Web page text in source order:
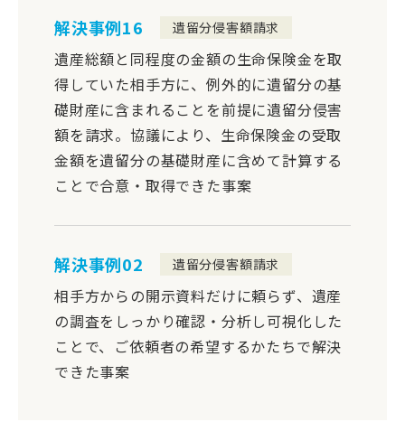
解決事例16 遺留分侵害額請求
遺産総額と同程度の金額の生命保険金を取
得していた相手方に、例外的に遺留分の基
礎財産に含まれることを前提に遺留分侵害
額を請求。協議により、生命保険金の受取
金額を遺留分の基礎財産に含めて計算する
ことで合意・取得できた事案
解決事例02 遺留分侵害額請求
相手方からの開示資料だけに頼らず、遺産
の調査をしっかり確認・分析し可視化した
ことで、ご依頼者の希望するかたちで解決
できた事案